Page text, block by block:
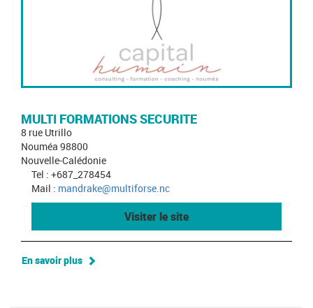
MULTI FORMATIONS SECURITE
8 rue Utrillo
Nouméa 98800
Nouvelle-Calédonie
Tel : +687_278454
Mail : mandrake@multiforse.nc
Visiter le site
En savoir plus